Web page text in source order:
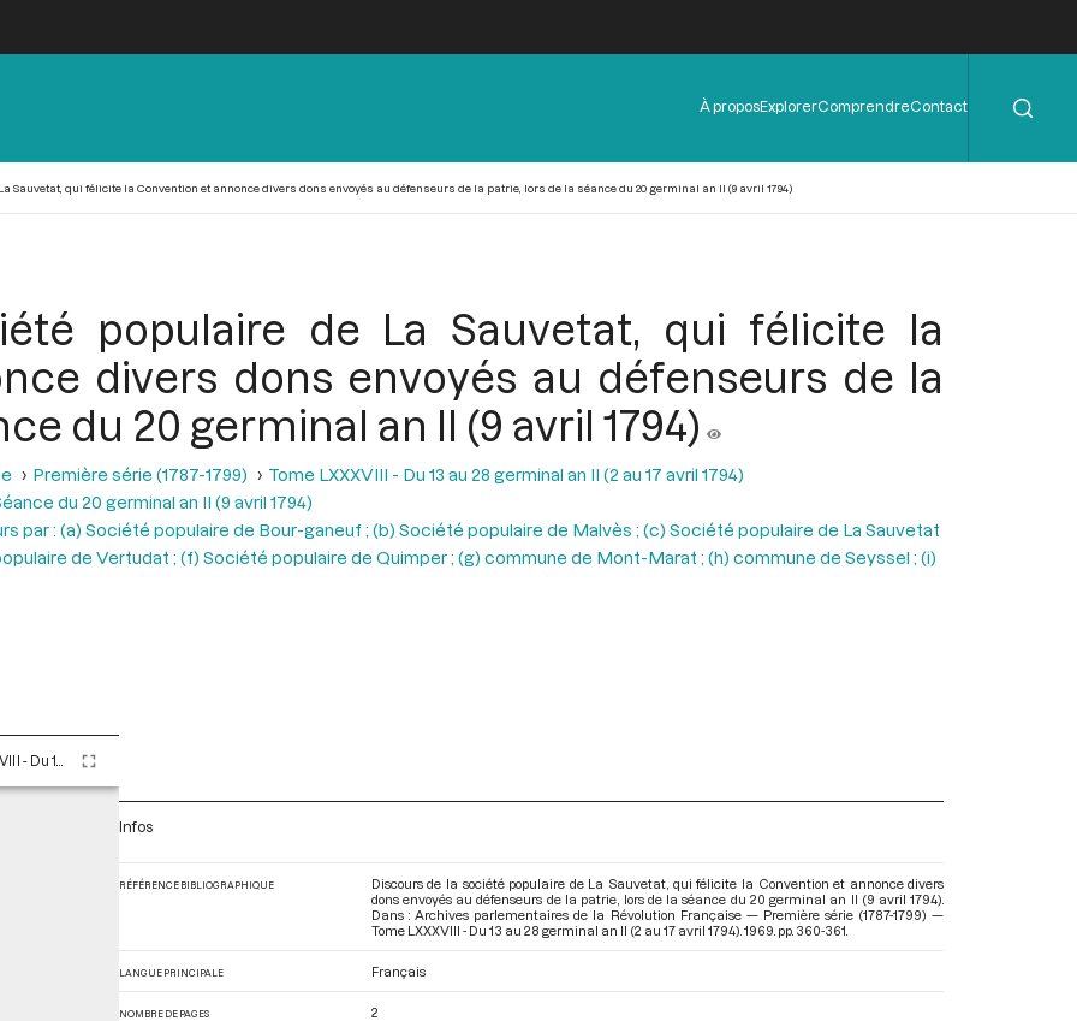
Menu
de
À proposExplorerComprendreContact
Sauvetat, qui félicite la Convention et annonce divers dons envoyés au défenseurs de la patrie, lors de la séance du 20 germinal an II (9 avril 1794)
populaire de La Sauvetat, qui félicite la
divers dons envoyés au défenseurs de la
du 20 germinal an II (9 avril 1794)
Première série (1787-1799)
Tome LXXXVIII - Du 13 au 28 germinal an II (2 au 17 avril 1794)
du 20 germinal an II (9 avril 1794)
par : (a) Société populaire de Bour-ganeuf ; (b) Société populaire de Malvès ; (c) Société populaire de La Sauvetat
de Vertudat ; (f) Société populaire de Quimper ; (g) commune de Mont-Marat ; (h) commune de Seyssel ; (i)
Infos
RÉFÉRENCE BIBLIOGRAPHIQUE
Discours de la société populaire de La Sauvetat, qui félicite la Convention et annonce divers
dons envoyés au défenseurs de la patrie, lors de la séance du 20 germinal an II (9 avril 1794).
Dans : Archives parlementaires de la Révolution Française — Première série (1787-1799) —
Tome LXXXVIII - Du 13 au 28 germinal an II (2 au 17 avril 1794) . 1969. pp. 360-361.
LANGUE PRINCIPALE Français
NOMBRE DE PAGES 2